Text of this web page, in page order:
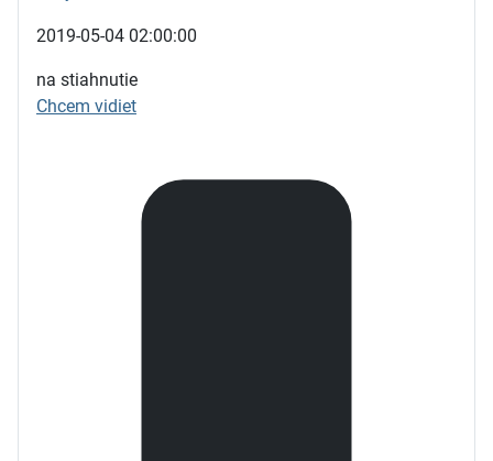
2019-05-04 02:00:00
na stiahnutie
Chcem vidiet